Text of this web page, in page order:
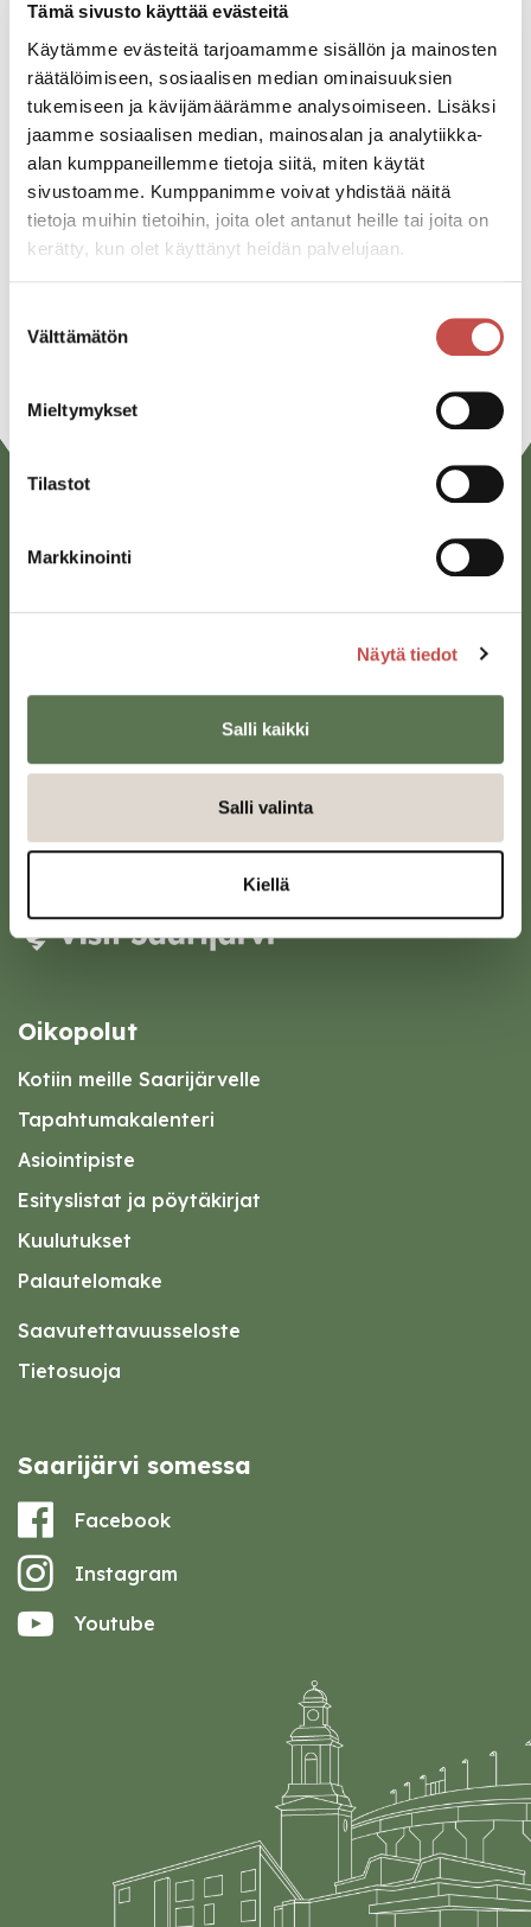
Tämä sivusto käyttää evästeitä
Käytämme evästeitä tarjoamamme sisällön ja mainosten
räätälöimiseen, sosiaalisen median ominaisuuksien
tukemiseen ja kävijämäärämme analysoimiseen. Lisäksi
jaamme sosiaalisen median, mainosalan ja analytiikka-
alan kumppaneillemme tietoja siitä, miten käytät
sivustoamme. Kumppanimme voivat yhdistää näitä
tietoja muihin tietoihin, joita olet antanut heille tai joita on
kerätty, kun olet käyttänyt heidän palvelujaan.
valinta
Välttämätön
Mieltymykset
Tilastot
Markkinointi
Näytä tiedot
Salli kaikki
Salli valinta
Kiellä
Katso kaikki tapahtumat
Jaa tapahtuma:
Facebook
Twitter
URL
Saarijärven kaupunki
kirjaamo@saarijarvi.fi
Karttapalvelu
Oikopolut
Kotiin meille Saarijärvelle
Tapahtumakalenteri
Asiointipiste
Esityslistat ja pöytäkirjat
Kuulutukset
Palautelomake
Saavutettavuusseloste
Tietosuoja
Saarijärvi somessa
Facebook
Instagram
Youtube